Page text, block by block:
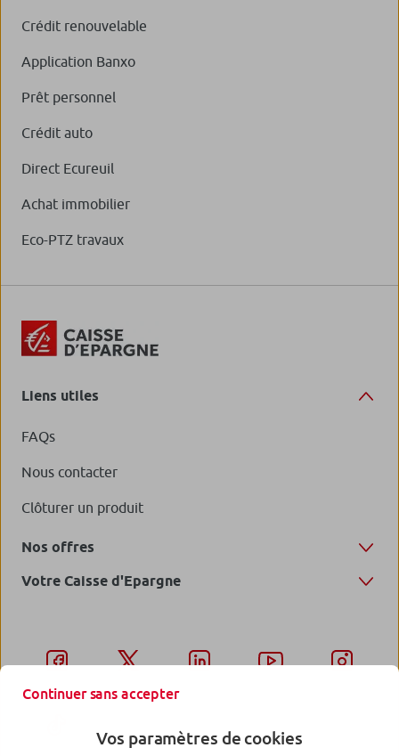
Crédit renouvelable
Application Banxo
Prêt personnel
Crédit auto
Direct Ecureuil
Achat immobilier
Eco-PTZ travaux
Liens utiles
FAQs
Nous contacter
Clôturer un produit
Nos offres
Votre Caisse d'Epargne
Continuer sans accepter
Vos paramètres de cookies